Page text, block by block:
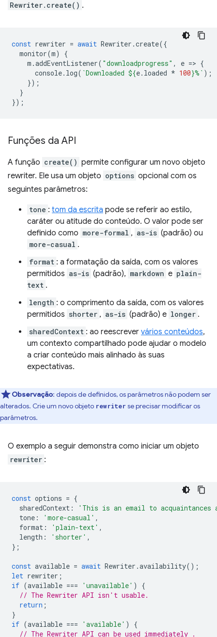
Rewriter.create() .
const rewriter = await Rewriter .create({
monitor(m)
{
m .addEventListener( "downloadprogress" , e => {
console. log( `Downloaded ${e. loaded * 100}%` );
});
}
});
Funções da API
A função create() permite configurar um novo objeto
rewriter. Ele usa um objeto options opcional com os
seguintes parâmetros:
tone : tom da escrita pode se referir ao estilo,
caráter ou atitude do conteúdo. O valor pode ser
definido como more-formal , as-is (padrão) ou
more-casual .
format : a formatação da saída, com os valores
permitidos as-is (padrão), markdown e plain-
text .
length : o comprimento da saída, com os valores
permitidos shorter , as-is (padrão) e longer .
sharedContext : ao reescrever vários conteúdos,
um contexto compartilhado pode ajudar o modelo
a criar conteúdo mais alinhado às suas
expectativas.
Observação: depois de definidos, os parâmetros não podem ser
alterados. Crie um novo objeto rewriter se precisar modificar os
parâmetros.
O exemplo a seguir demonstra como iniciar um objeto
rewriter :
const options = {
sharedContext :
'This is an email to acquaintances
tone : 'more-casual' ,
format : 'plain-text' ,
length : 'shorter' ,
};
const available = await Rewriter .availability();
let rewriter ;
if (available === 'unavailable' )
{
// The Rewriter API isn't usable.
return ;
}
if (available === 'available' )
{
// The Rewriter API can be used immediately .